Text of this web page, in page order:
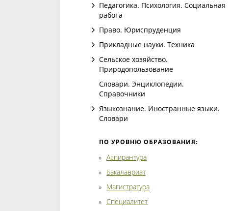
Педагогика. Психология. Социальная
работа
Право. Юриспруденция
Прикладные науки. Техника
Сельское хозяйство.
Природопользование
Словари. Энциклопедии.
Справочники
Языкознание. Иностранные языки.
Словари
ПО УРОВНЮ ОБРАЗОВАНИЯ:
Аспирантура
Бакалавриат
Магистратура
Специалитет